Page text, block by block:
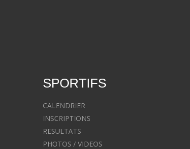
SPORTIFS
CALENDRIER
INSCRIPTIONS
RESULTATS
PHOTOS / VIDEOS